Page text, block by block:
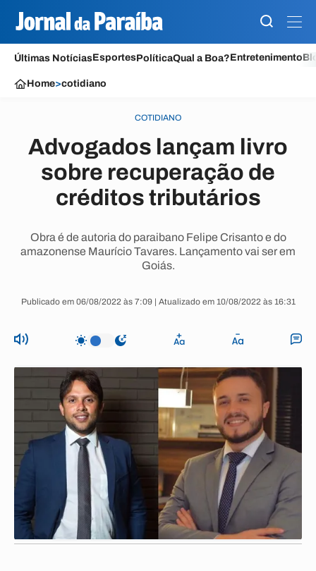
Últimas NotíciasEsportesPolíticaQual a Boa?Entretenimento
Home>cotidiano
COTIDIANO
Advogados lançam livro
sobre recuperação de
créditos tributários
Obra é de autoria do paraibano Felipe Crisanto e do
amazonense Maurício Tavares. Lançamento vai ser em
Goiás.
Publicado em 06/08/2022 às 7:09 | Atualizado em 10/08/2022 às 16:31